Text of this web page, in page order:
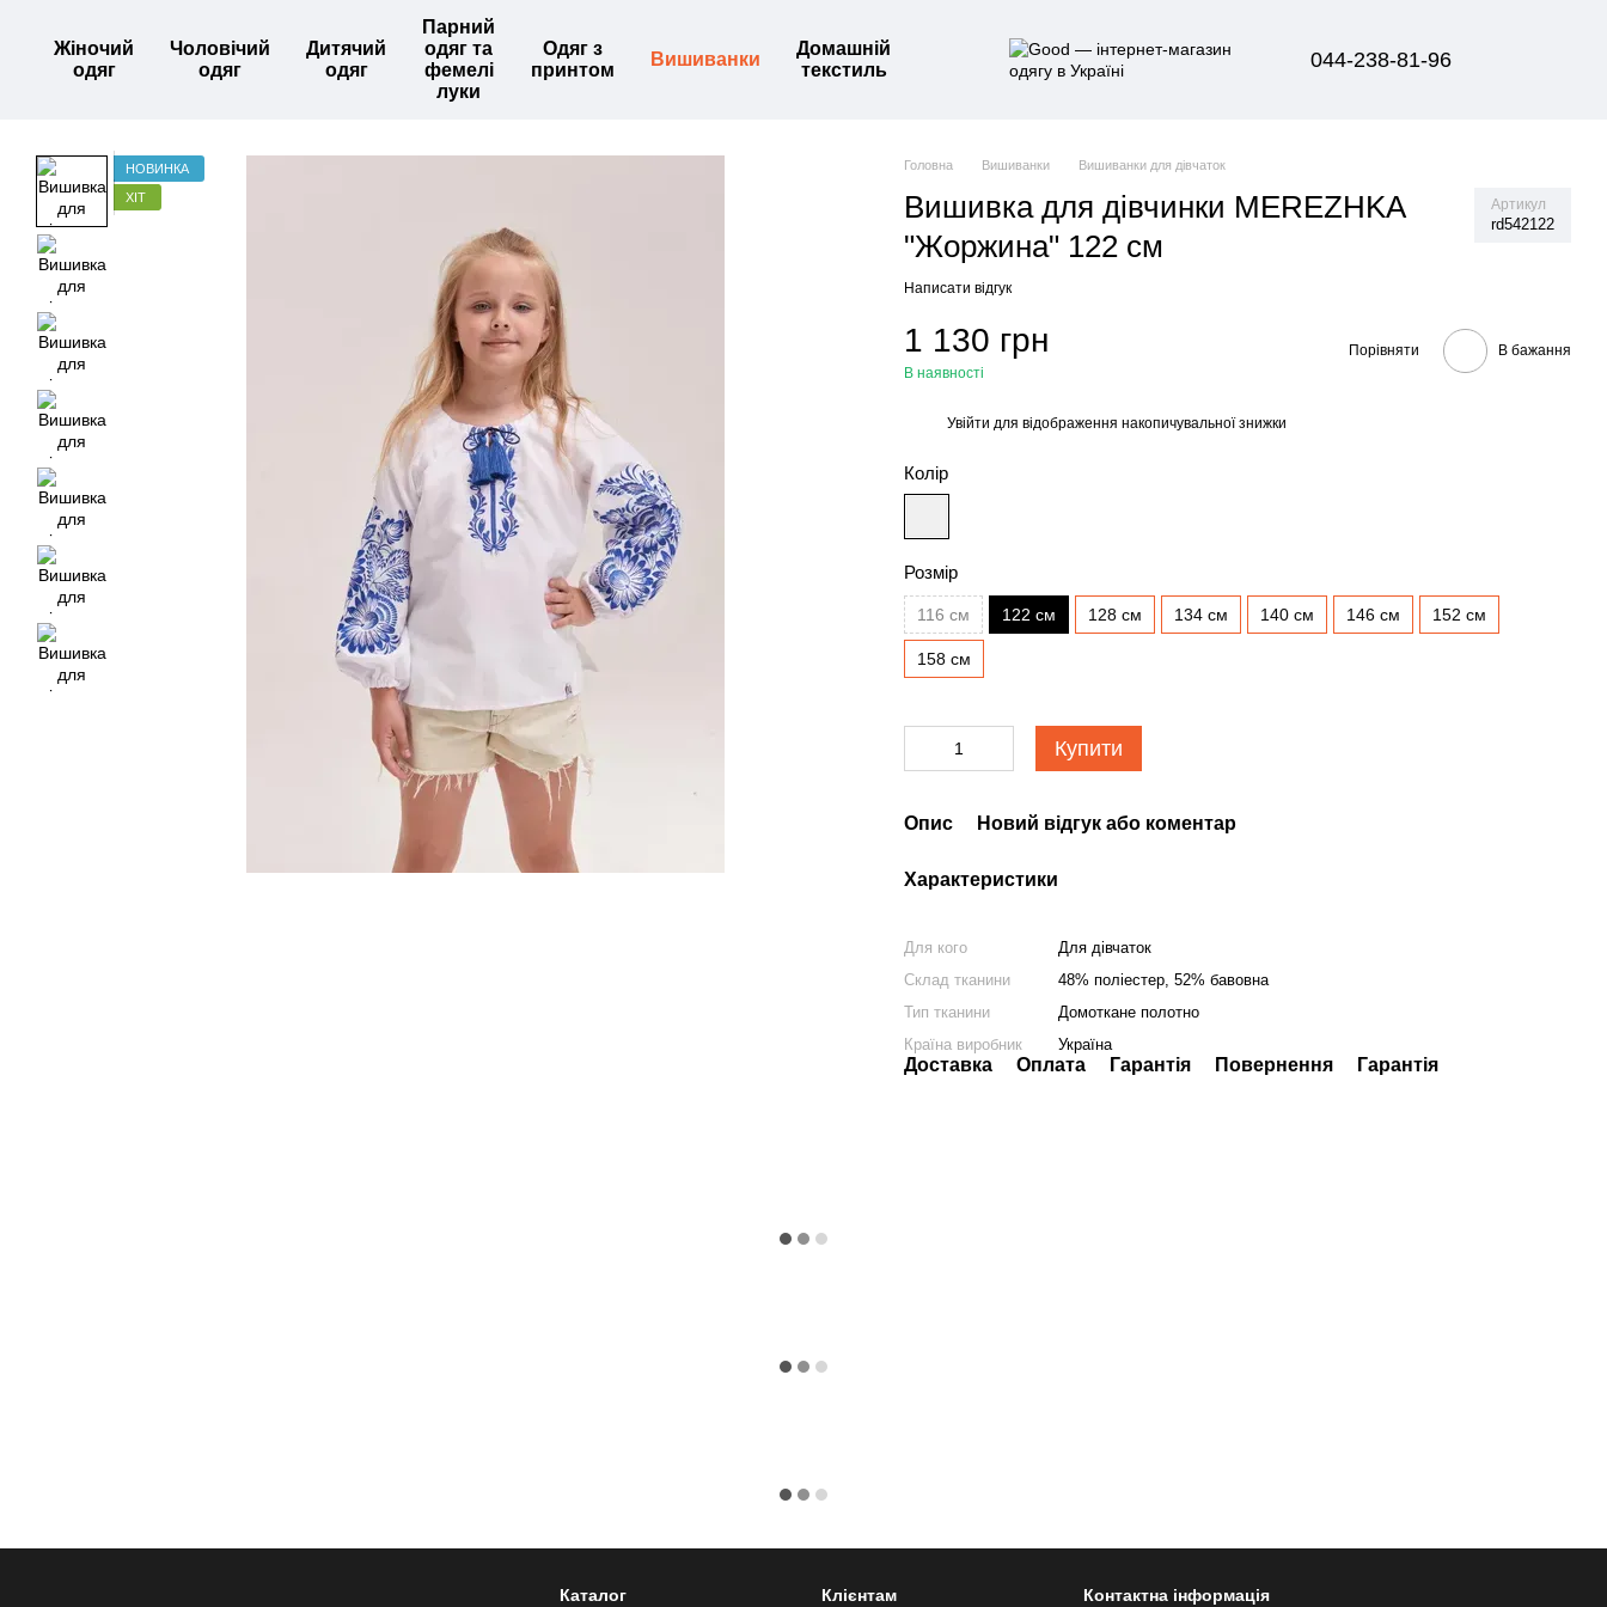
Жіночий
одяг
Чоловічий
одяг
Дитячий
одяг
Парний
одяг та
фемелі
луки
Одяг з
принтом
Вишиванки
Домашній
текстиль
044-238-81-96
НОВИНКА
ХІТ
Головна Вишиванки Вишиванки для дівчаток
Вишивка для дівчинки MEREZHKA
"Жоржина" 122 см
Артикул
rd542122
Написати відгук
1 130 грн
В наявності
Порівняти В бажання
Увійти для відображення накопичувальної знижки
Колір
Розмір
116 см 122 см 128 см 134 см 140 см 146 см 152 см
158 см
Купити
Опис Новий відгук або коментар
Характеристики
Для кого
Для дівчаток
Склад тканини
48% поліестер, 52% бавовна
Тип тканини
Домоткане полотно
Країна виробник
Україна
Доставка Оплата Гарантія Повернення Гарантія
Каталог Клієнтам Контактна інформація